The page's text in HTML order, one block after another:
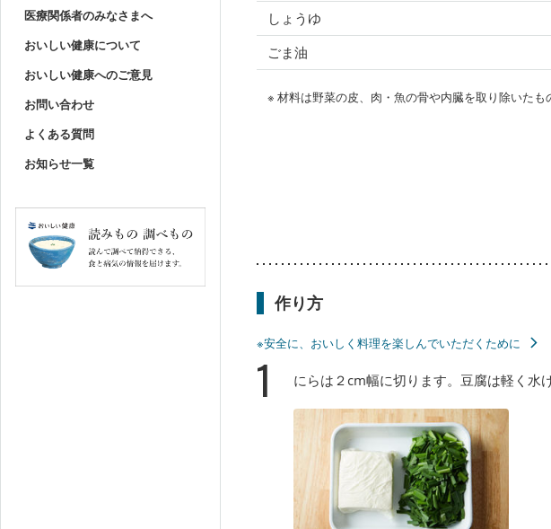
医療関係者のみなさまへ
おいしい健康について
おいしい健康へのご意見
お問い合わせ
よくある質問
お知らせ一覧
しょうゆ
ごま油
※ 材料は野菜の皮、肉・魚の骨や内臓を取り除いたも
作り方
※安全に、おいしく料理を楽しんでいただくために
1 にらは２cm幅に切ります。豆腐は軽く水